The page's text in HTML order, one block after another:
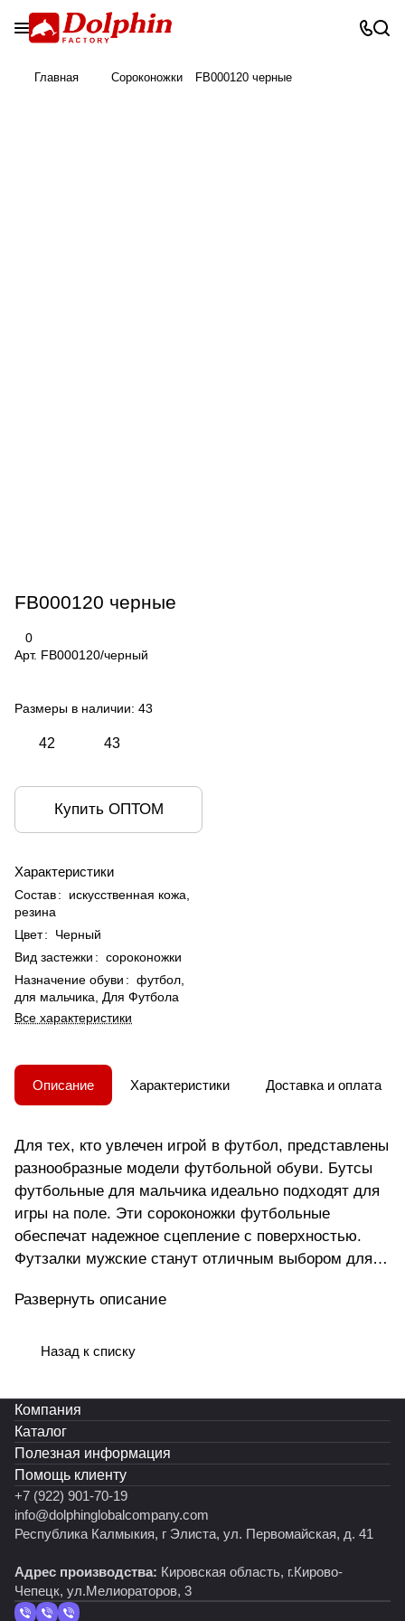
Главная Сороконожки FB000120 черные
FB000120 черные
0
Арт. FB000120/черный
Размеры в наличии: 43
42 43
Купить ОПТОМ
Характеристики
Состав:
искусственная кожа,
резина
Цвет:
Черный
Вид застежки : сороконожки
Назначение обуви : футбол,
для мальчика, Для Футбола
Все характеристики
Описание Характеристики Доставка и оплата
Для тех, кто увлечен игрой в футбол, представлены
разнообразные модели футбольной обуви. Бутсы
футбольные для мальчика идеально подходят для
игры на поле. Эти сороконожки футбольные
обеспечат надежное сцепление с поверхностью.
Футзалки мужские станут отличным выбором для
сороконожки и бампы. Бутсы отличаются
футбола гарантируют комфорт и безопасность во
Специальная конструкция с носком обеспечивает
дополнительную поддержку стопы и предотвращает
травмы. Для взрослых игроков созданы бутсы
футбольные мужские, которые сочетают в себе
стиль и функциональность. Специально
разработанные футзалки для мальчика помогут
модели разработаны с учетом особенностей
растущих ног, предлагая комфорт и безопасность.
Развернуть описание
Назад к списку
Компания
Каталог
Полезная информация
Помощь клиенту
+7 (922) 901-70-19
info@dolphinglobalcompany.com
Республика Калмыкия, г Элиста, ул. Первомайская, д. 41
Адрес производства: Кировская область, г.Кирово-
Чепецк, ул.Мелиораторов, 3